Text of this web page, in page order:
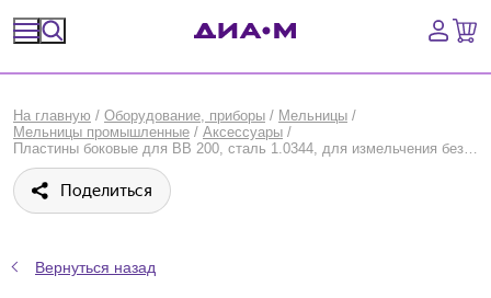
Оборудование, приборы
Расходные материалы, пластик, стекло
На главную / Оборудование, приборы / Мельницы /
Мельницы промышленные / Аксессуары /
Пластины боковые для BB 200, сталь 1.0344, для измельчения без примеси тяжёлых металлов, 1 пара, Retsch
Поделиться
Вернуться назад